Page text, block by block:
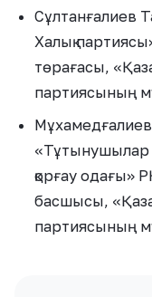
Сұлтанғалиев
Халық
төрағасы,
партиясының
«Тұтынушылар
қорғау одағы»
басшысы,
партиясының